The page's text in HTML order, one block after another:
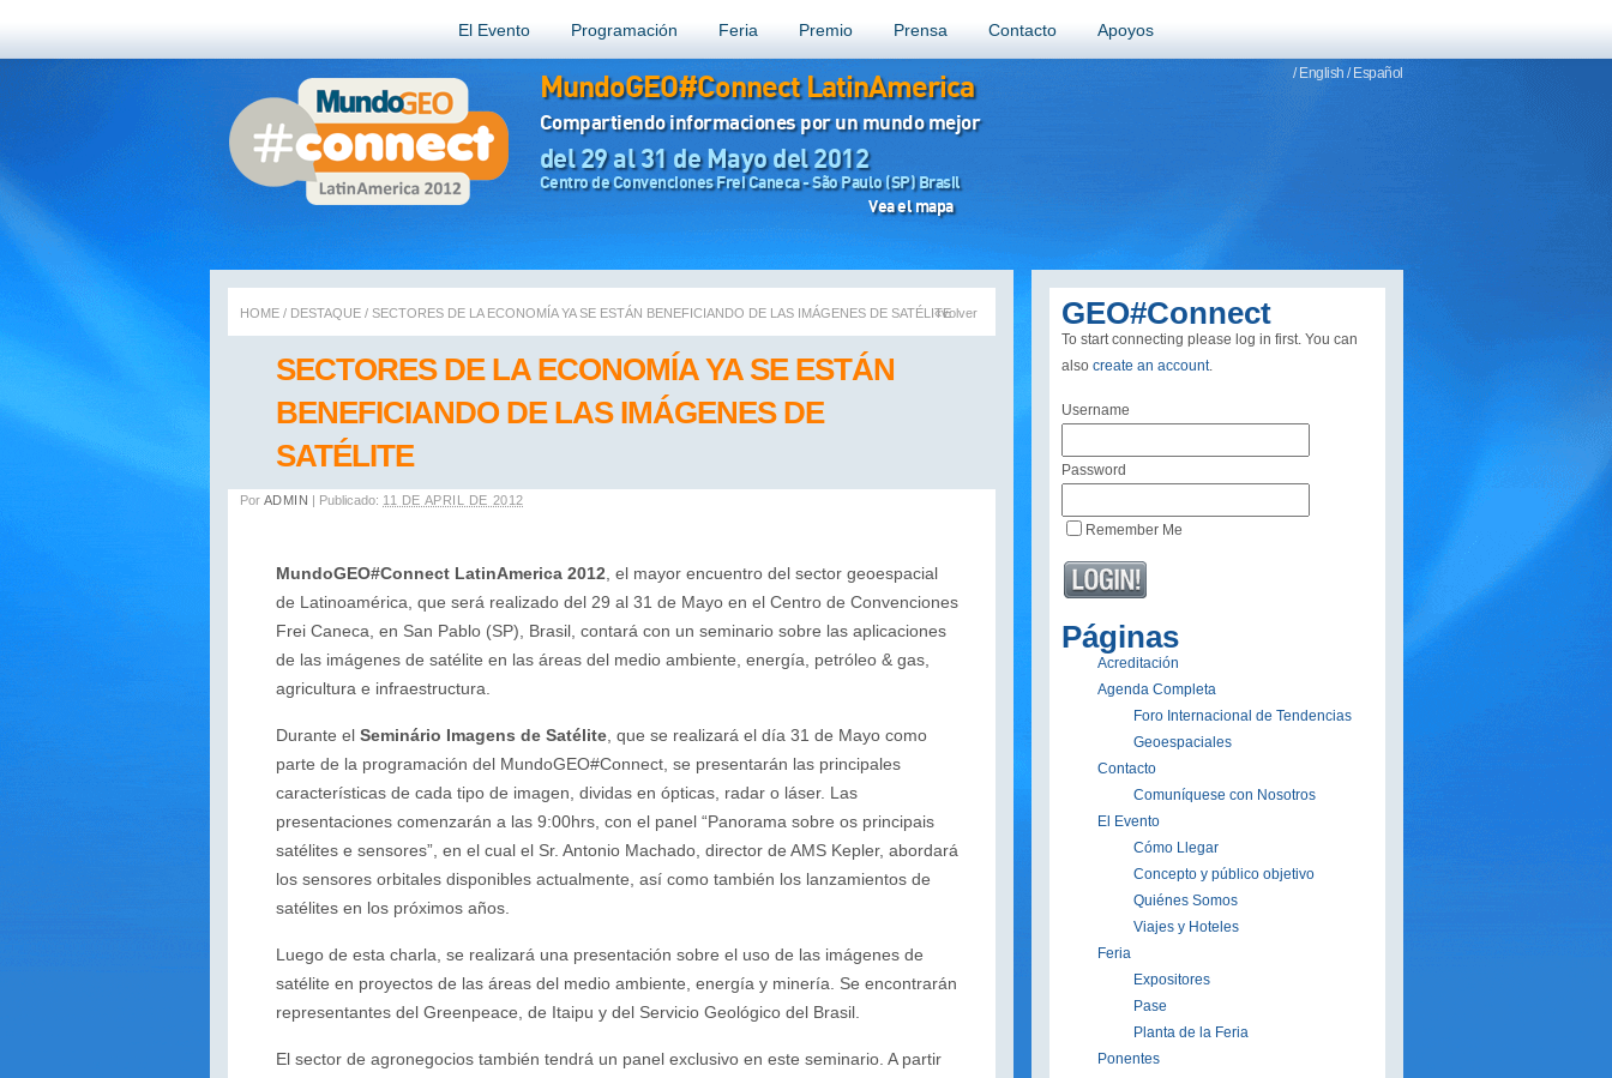
El Evento Programación Feria Premio Prensa Contacto Apoyos
MundoGEO#Connect LatinAmerica
Compartiendo informaciones por un mundo mejor
del 29 al 31 de Mayo del 2012
Centro de Convenciones Frei Caneca - São Paulo (SP) Brasil
Vea el mapa
/ English / Español
SECTORES DE LA ECONOMÍA YA SE ESTÁN
BENEFICIANDO DE LAS IMÁGENES DE
SATÉLITE
HOME/ DESTAQUE/ SECTORES DE LA ECONOMÍA YA SE ESTÁN BENEFICIANDO DE LAS IMÁGENES DE SATÉLITE«volver
Por ADMIN | Publicado: 11 DE APRIL DE 2012
MundoGEO#Connect LatinAmerica 2012 , el mayor encuentro del sector geoespacial
de Latinoamérica, que será realizado del 29 al 31 de Mayo en el Centro de Convenciones
Frei Caneca, en San Pablo (SP), Brasil, contará con un seminario sobre las aplicaciones
de las imágenes de satélite en las áreas del medio ambiente, energía, petróleo & gas,
agricultura e infraestructura.
Durante el Seminário Imagens de Satélite, que se realizará el día 31 de Mayo como
parte de la programación del MundoGEO#Connect, se presentarán las principales
características de cada tipo de imagen, dividas en ópticas, radar o láser. Las
presentaciones comenzarán a las 9:00hrs, con el panel “Panorama sobre os principais
satélites e sensores”, en el cual el Sr. Antonio Machado, director de AMS Kepler, abordará
los sensores orbitales disponibles actualmente, así como también los lanzamientos de
satélites en los próximos años.
Luego de esta charla, se realizará una presentación sobre el uso de las imágenes de
satélite en proyectos de las áreas del medio ambiente, energía y minería. Se encontrarán
representantes del Greenpeace, de Itaipu y del Servicio Geológico del Brasil.
El sector de agronegocios también tendrá un panel exclusivo en este seminario. A partir
GEO#Connect
To start connecting please log in first. You can
also create an account.
Username
Password
Remember Me
Páginas
Acreditación
Agenda Completa
Foro Internacional de Tendencias
Geoespaciales
Contacto
Comuníquese con Nosotros
El Evento
Cómo Llegar
Concepto y público objetivo
Quiénes Somos
Viajes y Hoteles
Feria
Expositores
Pase
Planta de la Feria
Ponentes